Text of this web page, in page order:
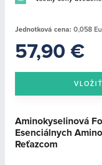
ŠPORTOVÉ OBLEČENIE A
Jednotková cena: 0,058
57,90 €
Aminokyselinová
Esenciálnych
Reťazcom